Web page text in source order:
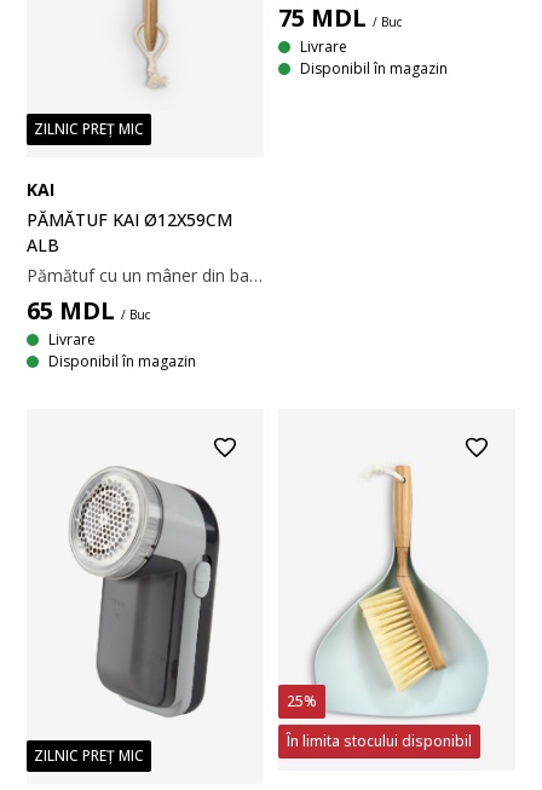
ZILNIC PREȚ MIC
KAI
PĂMĂTUF KAI Ø12X59CM
ALB
Pămătuf cu un mâner din bambus și peri sintetici care atrag praful prin încărcare statică. Șnur pentru agățare și depozitare când nu este folosit. Ø12x59 cm
65 MDL / Buc
Livrare
Disponibil în magazin
75 MDL / Buc
Livrare
Disponibil în magazin
ZILNIC PREȚ MIC
25%
În limita stocului disponibil